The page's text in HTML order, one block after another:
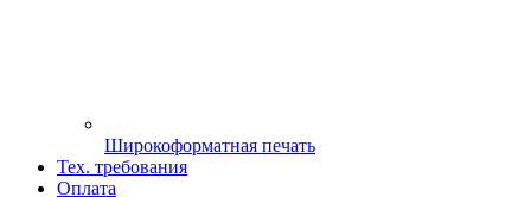
Широкоформатная печать
Тех. требования
Оплата